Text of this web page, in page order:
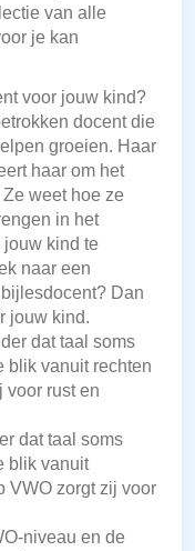
van alle
je kan
voor jouw kind?
docent die
groeien. Haar
haar om het
weet hoe ze
in het
jouw kind te
naar een
Dan
jouw kind.
dat taal soms
blik vanuit rechten
voor rust en
dat taal soms
blik vanuit
VWO zorgt zij voor
niveau en de